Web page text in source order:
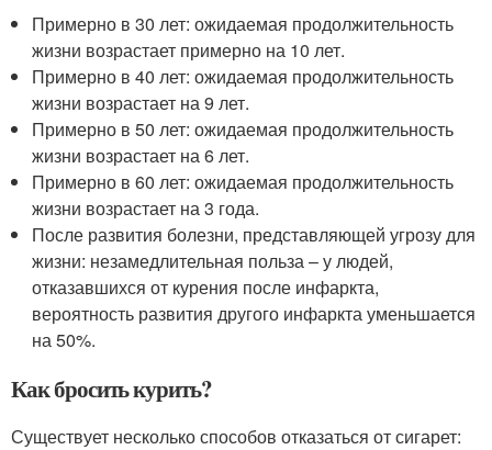
Примерно в 30 лет: ожидаемая продолжительность
жизни возрастает примерно на 10 лет.
Примерно в 40 лет: ожидаемая продолжительность
жизни возрастает на 9 лет.
Примерно в 50 лет: ожидаемая продолжительность
жизни возрастает на 6 лет.
Примерно в 60 лет: ожидаемая продолжительность
жизни возрастает на 3 года.
После развития болезни, представляющей угрозу для
жизни: незамедлительная польза – у людей,
отказавшихся от курения после инфаркта,
вероятность развития другого инфаркта уменьшается
на 50%.
Как бросить курить?
Существует несколько способов отказаться от сигарет: